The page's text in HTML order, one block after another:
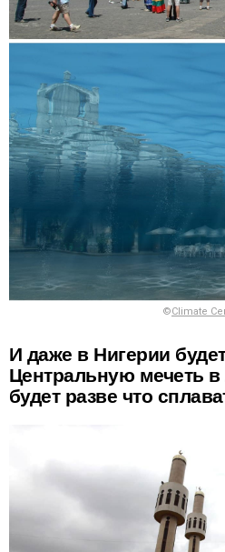
©Climate
И даже в Нигерии
Центральную мечеть
будет разве что